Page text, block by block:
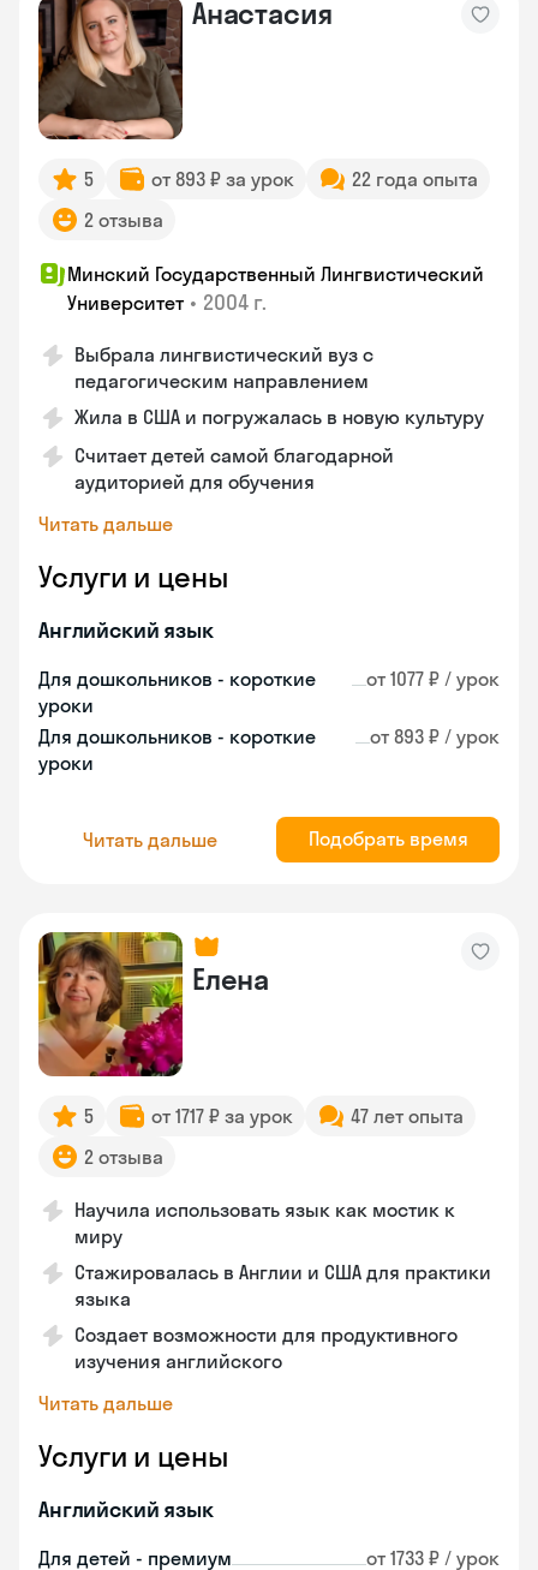
Анастасия
5 от 893 ₽ за урок
22 года опыта
2 отзыва
Минский Государственный Лингвистический
Университет • 2004 г.
Выбрала лингвистический вуз с
педагогическим направлением
Жила в США и погружалась в новую культуру
Считает детей самой благодарной
аудиторией для обучения
Читать дальше
Услуги и цены
Английский язык
Для дошкольников - короткие
уроки
от 1077 ₽ / урок
Для дошкольников - короткие
уроки
от 893 ₽ / урок
Читать дальше Подобрать время
Елена
5 от 1717 ₽ за урок
47 лет опыта
2 отзыва
Научила использовать язык как мостик к
миру
Стажировалась в Англии и США для практики
языка
Создает возможности для продуктивного
изучения английского
Читать дальше
Услуги и цены
Английский язык
Для детей - премиум от 1733 ₽ / урок